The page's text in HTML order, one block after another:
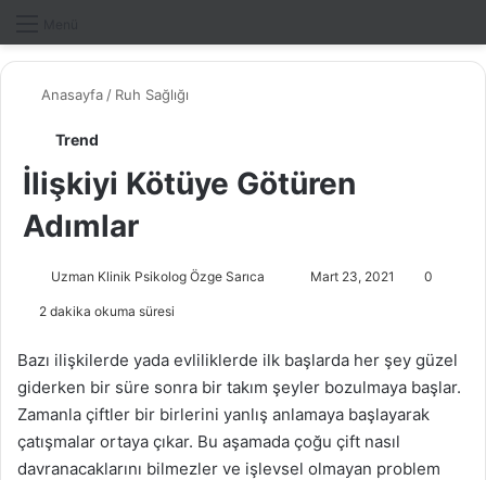
Anasayfa / Ruh Sağlığı
Trend
İlişkiyi Kötüye Götüren
Adımlar
Uzman Klinik Psikolog Özge Sarıca
e
-
p
Mart 23, 2021 0
2 dakika okuma süresi
Bazı ilişkilerde yada evliliklerde ilk başlarda her şey güzel
giderken bir süre sonra bir takım şeyler bozulmaya başlar.
Zamanla çiftler bir birlerini yanlış anlamaya başlayarak
çatışmalar ortaya çıkar. Bu aşamada çoğu çift nasıl
davranacaklarını bilmezler ve işlevsel olmayan problem